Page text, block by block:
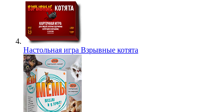
Настольная игра Взрывные котята